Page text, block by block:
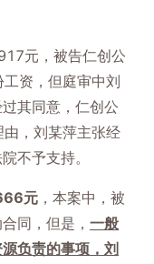
元，被告仁创公
资，但庭审中刘
其同意，仁创公
，刘某萍主张经
不予支持。
元 ，本案中，被
同，但是， 一般
负责的事项，刘